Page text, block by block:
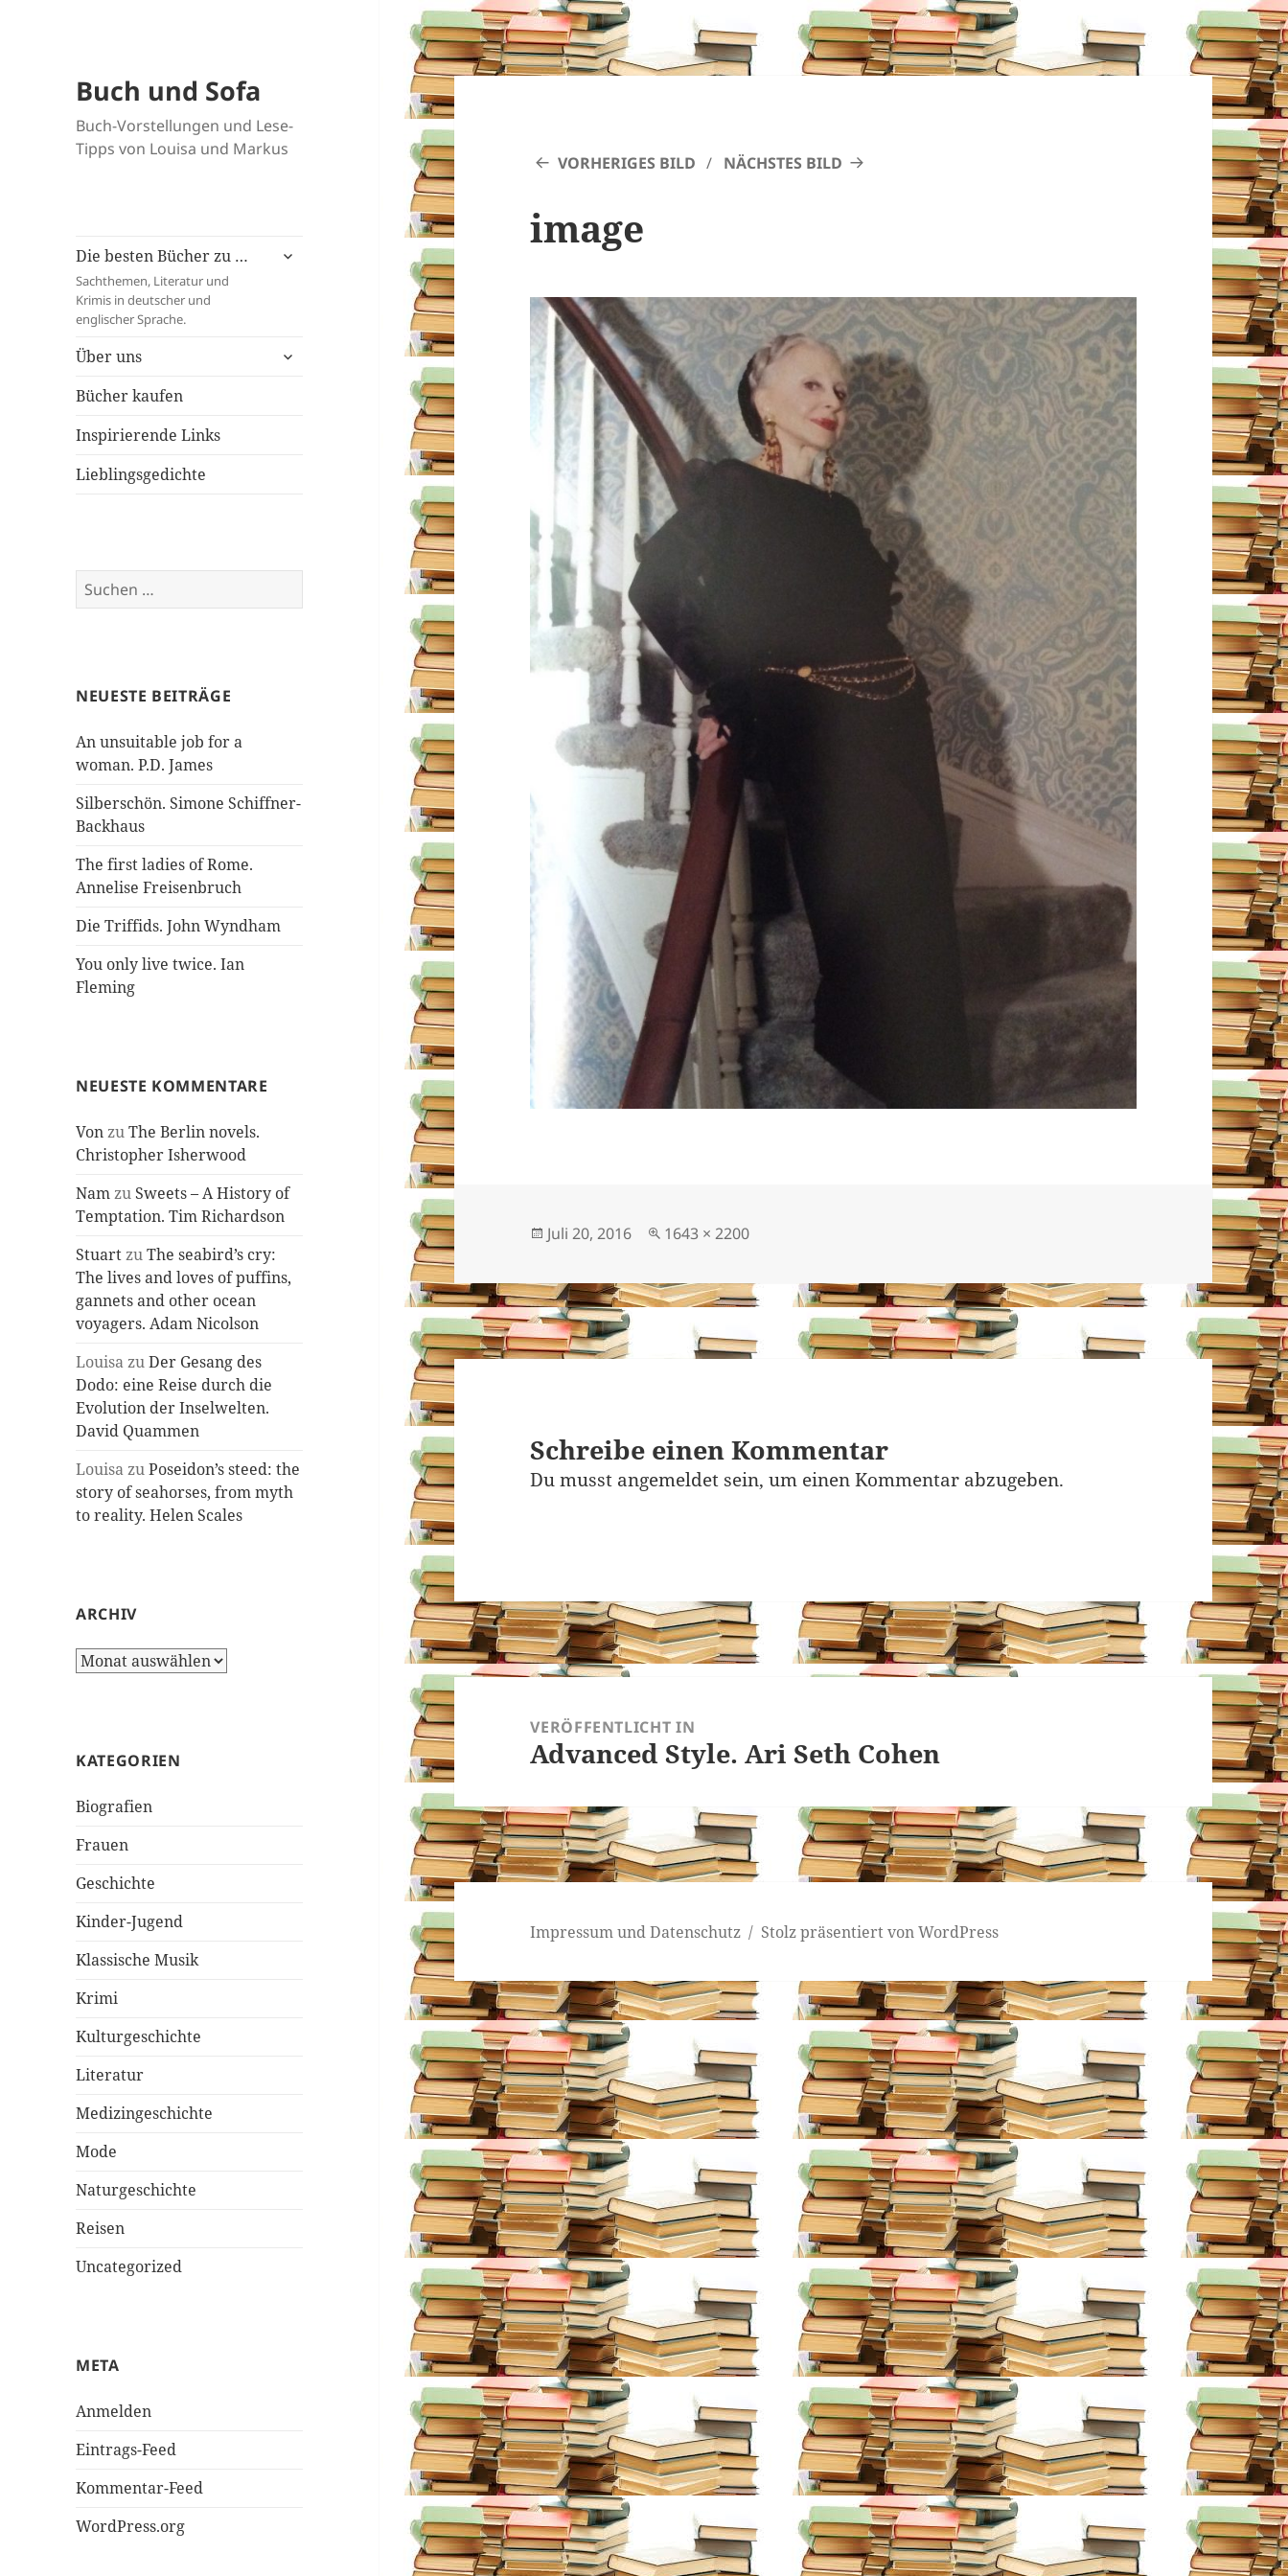
Buch und Sofa
Buch-Vorstellungen und Lese-
Tipps von Louisa und Markus
Die besten Bücher zu …
Sachthemen, Literatur und
Krimis in deutscher und
englischer Sprache.
untermenü
Über uns
untermenü
Bücher kaufen
Inspirierende Links
Lieblingsgedichte
Suchen
nach:
NEUESTE BEITRÄGE
An unsuitable job for a
woman. P.D. James
Silberschön. Simone Schiffner-
Backhaus
The first ladies of Rome.
Annelise Freisenbruch
Die Triffids. John Wyndham
You only live twice. Ian
Fleming
NEUESTE KOMMENTARE
VonzuThe Berlin novels.
Christopher Isherwood
Namzu Sweets – A History of
Temptation. Tim Richardson
StuartzuThe seabird’s cry:
The lives and loves of puffins,
gannets and other ocean
voyagers. Adam Nicolson
LouisazuDer Gesang des
Dodo: eine Reise durch die
Evolution der Inselwelten.
David Quammen
LouisazuPoseidon’s steed: the
story of seahorses, from myth
to reality. Helen Scales
ARCHIV
Archiv
KATEGORIEN
Biografien
Frauen
Geschichte
Kinder-Jugend
Klassische Musik
Krimi
Kulturgeschichte
Literatur
Medizingeschichte
Mode
Naturgeschichte
Reisen
Uncategorized
META
Anmelden
Eintrags-Feed
Kommentar-Feed
WordPress.org
VORHERIGES BILD NÄCHSTES BILD
image
Veröffentlicht
Juli 20, 2016 Originalgröße
1643 × 2200
Schreibe einen Kommentar
Du musst angemeldet sein, um einen Kommentar abzugeben.
Beitragsnavigation
VERÖFFENTLICHT IN
Advanced Style. Ari Seth Cohen
Impressum und Datenschutz Stolz präsentiert von WordPress